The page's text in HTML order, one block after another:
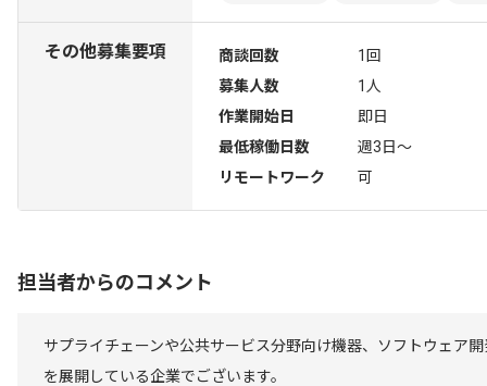
その他募集要項 商談回数
1回
募集人数
1人
作業開始日
即日
最低稼働日数
週3日〜
リモートワーク
可
担当者からのコメント
サプライチェーンや公共サービス分野向け機器、ソフトウェア
を展開している企業でございます。